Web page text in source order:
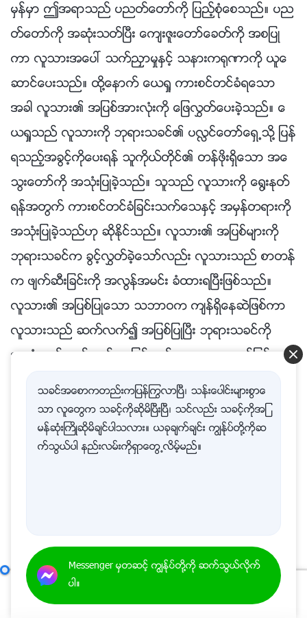
မွန္မွာ ဤအရာသည္ ပညတ္ေတာ္ကို ျပည့္စုံေစသည္။ ပည
တ္ေတာ္ကို အဆုံးသတ္ၿပီး ေက်းဇူးေတာ္ေခတ္ကို အစျပဳ
ကာ လူသားအေပၚ သက္ညႇာမႈႏွင့္ သနားက႐ုဏာကို ယူေ
ဆာင္ေပးသည္။ ထို႔ေနာက္ ေယရႈ ကားစင္တင္ခံရေသာ
အခါ လူသား၏ အျပစ္အားလုံးကို ေျဖလႊတ္ေပးခဲ့သည္။ ေ
ယရႈသည္ လူသားကို ဘုရားသခင္၏ ပလႅင္ေတာ္ေရွ႕သို႔ ျပန္
ရသည့္အခြင့္ကိုေပးရန္ သူကိုယ္တိုင္၏ တန္ဖိုးရွိေသာ အေ
သြးေတာ္ကို အသုံးျပဳခဲ့သည္။ သူသည္ လူသားကို ေ႐ြးႏုတ္
ရန္အတြက္ ကားစင္တင္ခံျခင္းသက္ေသႏွင့္ အမွန္တရားကို
အသုံးျပဳခဲ့သည္ဟု ဆိုႏိုင္သည္။ လူသား၏ အျပစ္မ်ားကို
ဘုရားသခင္က ခြင့္လႊတ္ခဲ့ေသာ္လည္း လူသားသည္ စာတန္
က ဖ်က္ဆီးျခင္းကို အလြန္အမင္း ခံထားရၿပီးျဖစ္သည္။
လူသား၏ အျပစ္ျပဳေသာ သဘာဝက က်န္ရွိေနဆဲျဖစ္ကာ
လူသားသည္ ဆက္လက္၍ အျပစ္ျပဳၿပီး ဘုရားသခင္ကို
အာခံသည္။ ဤသည္မွာ ျငင္းဆန္မရေသာ အခ်က္ျဖစ္သ
ည္။ ထို႔ေၾကာင့္ ဘုရားသခင္က လူသား၏ အျပစ္ျပဳေသာ
သဘာဝအား သန႔္စင္ျခင္းအမႈ ျပဳရန္အတြက္ ဒုတိယအႀကိမ္
လူ႔ဇာတိခံယူခဲ့သည္။ ဆိုလိုသည္မွာ ဘုရားသခင္သည္
လူသား၏ ေဖာက္ျပန္ပ်က္စီးေသာ စိတ္သေဘာထားကို
ခံခဲ့သည္။ လူသားမ်ိဳးႏြယ္ကို ေ႐ြးႏုတ္ခဲ့သည္။ ၿပီးလွ်င္
လူသားက ဘုရားသခင္ေရွ႕ေမွာက္သို႔ ျပန္လာခဲ့သည္။
ဘုရားသခင္ လူ႔ဇာတိခံသည့္ ဒုတိယအႀကိမ္တြင္ သူသည္
သခင္အေစာကတည္းကျပန္ႂကြလာၿပီ၊ သန္းေပါင္းမ်ားစြာေ
သာ လူေတြက သခင့္ကိုဆိုမိၿပီးၿပီ၊ သင္လည္း သခင့္ကိုအျ
မန္ဆုံးႀကိဳဆိုမိခ်င္ပါသလား။ ယခုခ်က္ခ်င္း ကြၽန္ုပ္တို႔ကိုဆ
က္သြယ္ပါ နည္းလမ္းကိုရွာေတြ႕လိမ့္မည္။
Messenger မွတဆင့္ ကြၽန္ုပ္တို႔ကို ဆက္သြယ္လိုက္
ပါ။
00:00 57:41